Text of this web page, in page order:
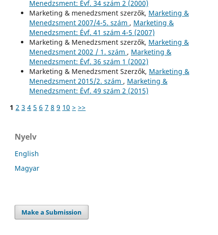
Menedzsment: Évf. 34 szám 2 (2000)
Marketing & menedzsment szerzők, Marketing &
Menedzsment 2007/4-5. szám , Marketing &
Menedzsment: Évf. 41 szám 4-5 (2007)
Marketing & Menedzsment szerzők, Marketing &
Menedzsment 2002 / 1. szám , Marketing &
Menedzsment: Évf. 36 szám 1 (2002)
Marketing & Menedzsment Szerzők, Marketing &
Menedzsment 2015/2. szám , Marketing &
Menedzsment: Évf. 49 szám 2 (2015)
1 2 3 4 5 6 7 8 9 10 > >>
Nyelv
English
Magyar
Make a Submission